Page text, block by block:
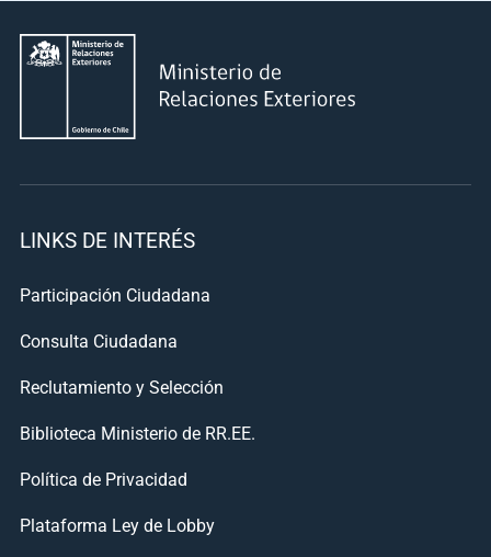
LINKS DE INTERÉS
Participación Ciudadana
Consulta Ciudadana
Reclutamiento y Selección
Biblioteca Ministerio de RR.EE.
Política de Privacidad
Plataforma Ley de Lobby